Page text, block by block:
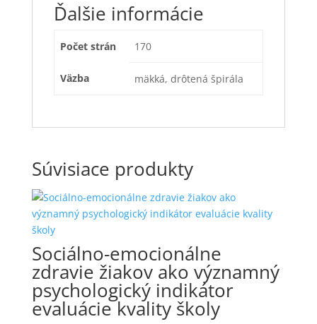
Ďalšie informácie
Počet strán 170
Väzba mäkká, drôtená špirála
Súvisiace produkty
Sociálno-emocionálne
zdravie žiakov ako významný
psychologický indikátor
evaluácie kvality školy